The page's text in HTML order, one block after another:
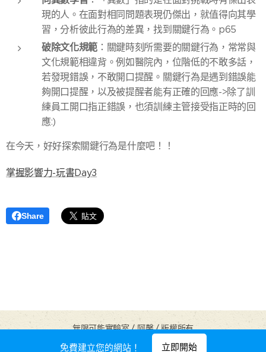
現的人。在面對相同問題表現仍傑出，就值得向其學
習，分析彼此行為的差異，找到關鍵行為。p65
破除文化規範 ：關鍵時刻所需要的關鍵行為，常常與
文化規範相違背。例如醫院內，位階低的不敢多話，
若發現錯誤，不敢開口提醒。關鍵行為是遇到錯誤能
夠開口提醒，以及被提醒者能有正確的回應->除了訓
練員工開口指正錯誤，也須訓練主管接受指正時的回
應:)
在今天，好好探索關鍵行為是什麼吧！！
掌握影響力-玩書Day3
Share
無限可能實驗室 / 阿馨 / 版權所有
由Webnode 提供技術支援
免費建立您的網站！ 立即開始